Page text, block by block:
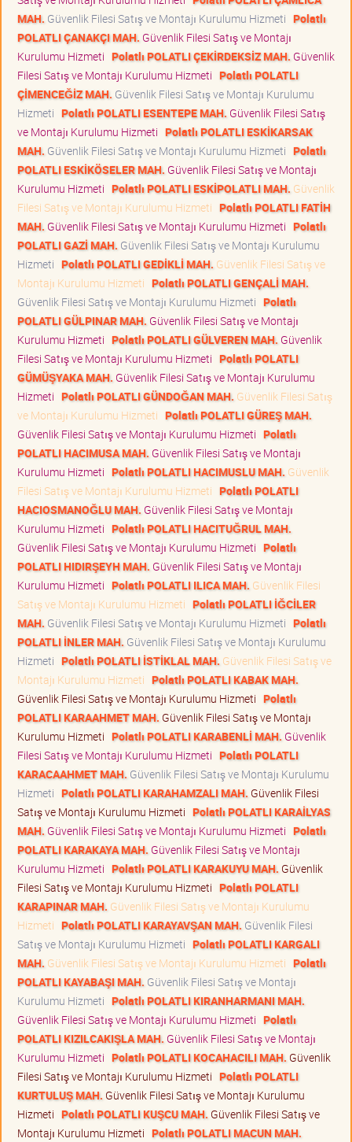
MAH. Güvenlik Filesi Satış ve Montajı Kurulumu Hizmeti Polatlı
POLATLI ÇANAKÇI MAH. Güvenlik Filesi Satış ve Montajı
Kurulumu Hizmeti Polatlı POLATLI ÇEKİRDEKSİZ MAH. Güvenlik
Filesi Satış ve Montajı Kurulumu Hizmeti Polatlı POLATLI
ÇİMENCEĞİZ MAH. Güvenlik Filesi Satış ve Montajı Kurulumu
Hizmeti Polatlı POLATLI ESENTEPE MAH. Güvenlik Filesi Satış
ve Montajı Kurulumu Hizmeti Polatlı POLATLI ESKİKARSAK
MAH. Güvenlik Filesi Satış ve Montajı Kurulumu Hizmeti Polatlı
POLATLI ESKİKÖSELER MAH. Güvenlik Filesi Satış ve Montajı
Kurulumu Hizmeti Polatlı POLATLI ESKİPOLATLI MAH. Güvenlik
Filesi Satış ve Montajı Kurulumu Hizmeti Polatlı POLATLI FATİH
MAH. Güvenlik Filesi Satış ve Montajı Kurulumu Hizmeti Polatlı
POLATLI GAZİ MAH. Güvenlik Filesi Satış ve Montajı Kurulumu
Hizmeti Polatlı POLATLI GEDİKLİ MAH. Güvenlik Filesi Satış ve
Montajı Kurulumu Hizmeti Polatlı POLATLI GENÇALİ MAH.
Güvenlik Filesi Satış ve Montajı Kurulumu Hizmeti Polatlı
POLATLI GÜLPINAR MAH. Güvenlik Filesi Satış ve Montajı
Kurulumu Hizmeti Polatlı POLATLI GÜLVEREN MAH. Güvenlik
Filesi Satış ve Montajı Kurulumu Hizmeti Polatlı POLATLI
GÜMÜŞYAKA MAH. Güvenlik Filesi Satış ve Montajı Kurulumu
Hizmeti Polatlı POLATLI GÜNDOĞAN MAH. Güvenlik Filesi Satış
ve Montajı Kurulumu Hizmeti Polatlı POLATLI GÜREŞ MAH.
Güvenlik Filesi Satış ve Montajı Kurulumu Hizmeti Polatlı
POLATLI HACIMUSA MAH. Güvenlik Filesi Satış ve Montajı
Kurulumu Hizmeti Polatlı POLATLI HACIMUSLU MAH. Güvenlik
Filesi Satış ve Montajı Kurulumu Hizmeti Polatlı POLATLI
HACIOSMANOĞLU MAH. Güvenlik Filesi Satış ve Montajı
Kurulumu Hizmeti Polatlı POLATLI HACITUĞRUL MAH.
Güvenlik Filesi Satış ve Montajı Kurulumu Hizmeti Polatlı
POLATLI HIDIRŞEYH MAH. Güvenlik Filesi Satış ve Montajı
Kurulumu Hizmeti Polatlı POLATLI ILICA MAH. Güvenlik Filesi
Satış ve Montajı Kurulumu Hizmeti Polatlı POLATLI İĞCİLER
MAH. Güvenlik Filesi Satış ve Montajı Kurulumu Hizmeti Polatlı
POLATLI İNLER MAH. Güvenlik Filesi Satış ve Montajı Kurulumu
Hizmeti Polatlı POLATLI İSTİKLAL MAH. Güvenlik Filesi Satış ve
Montajı Kurulumu Hizmeti Polatlı POLATLI KABAK MAH.
Güvenlik Filesi Satış ve Montajı Kurulumu Hizmeti Polatlı
POLATLI KARAAHMET MAH. Güvenlik Filesi Satış ve Montajı
Kurulumu Hizmeti Polatlı POLATLI KARABENLİ MAH. Güvenlik
Filesi Satış ve Montajı Kurulumu Hizmeti Polatlı POLATLI
KARACAAHMET MAH. Güvenlik Filesi Satış ve Montajı Kurulumu
Hizmeti Polatlı POLATLI KARAHAMZALI MAH. Güvenlik Filesi
Satış ve Montajı Kurulumu Hizmeti Polatlı POLATLI KARAİLYAS
MAH. Güvenlik Filesi Satış ve Montajı Kurulumu Hizmeti Polatlı
POLATLI KARAKAYA MAH. Güvenlik Filesi Satış ve Montajı
Kurulumu Hizmeti Polatlı POLATLI KARAKUYU MAH. Güvenlik
Filesi Satış ve Montajı Kurulumu Hizmeti Polatlı POLATLI
KARAPINAR MAH. Güvenlik Filesi Satış ve Montajı Kurulumu
Hizmeti Polatlı POLATLI KARAYAVŞAN MAH. Güvenlik Filesi
Satış ve Montajı Kurulumu Hizmeti Polatlı POLATLI KARGALI
MAH. Güvenlik Filesi Satış ve Montajı Kurulumu Hizmeti Polatlı
POLATLI KAYABAŞI MAH. Güvenlik Filesi Satış ve Montajı
Kurulumu Hizmeti Polatlı POLATLI KIRANHARMANI MAH.
Güvenlik Filesi Satış ve Montajı Kurulumu Hizmeti Polatlı
POLATLI KIZILCAKIŞLA MAH. Güvenlik Filesi Satış ve Montajı
Kurulumu Hizmeti Polatlı POLATLI KOCAHACILI MAH. Güvenlik
Filesi Satış ve Montajı Kurulumu Hizmeti Polatlı POLATLI
KURTULUŞ MAH. Güvenlik Filesi Satış ve Montajı Kurulumu
Hizmeti Polatlı POLATLI KUŞCU MAH. Güvenlik Filesi Satış ve
Montajı Kurulumu Hizmeti Polatlı POLATLI MACUN MAH.